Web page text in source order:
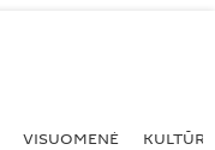
VISUOMENĖ KULTŪRA